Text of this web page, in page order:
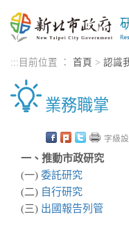
::: 目前位置 ： 首頁 > 認識
業務職掌
字級設
一、推動市政研究
(一) 委託研究
(二) 自行研究
(三) 出國報告列管